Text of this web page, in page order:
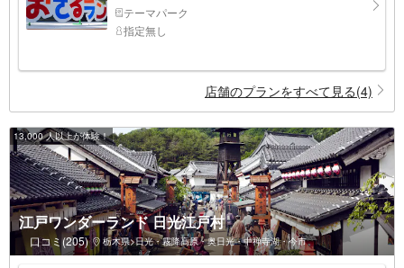
テーマパーク
指定無し
店舗のプランをすべて見る(4)
13,000 人以上が体験！
江戸ワンダーランド 日光江戸村
口コミ(205) 栃木県>日光・霧降高原・奥日光・中禅寺湖・今市